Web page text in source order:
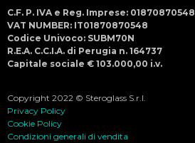
C.F. P. IVA e Reg. Imprese: 01870870548
VAT NUMBER: IT01870870548
Codice Univoco: SUBM70N
R.E.A. C.C.I.A. di Perugia n. 164737
Capitale sociale € 103.000,00 i.v.
Copyright 2022 © Steroglass S.r.l.
Privacy Policy
Cookie Policy
Condizioni generali di vendita